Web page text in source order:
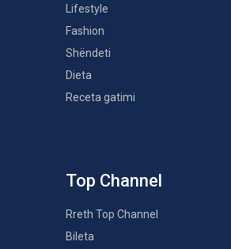
Lifestyle
Fashion
Shëndeti
Dieta
Receta gatimi
Top Channel
Rreth Top Channel
Bileta